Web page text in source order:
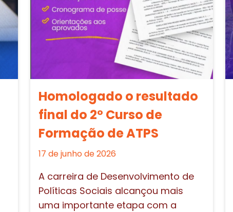
Homologado o resultado
final do 2º Curso de
Formação de ATPS
17 de junho de 2026
A carreira de Desenvolvimento de
Políticas Sociais alcançou mais
uma importante etapa com a